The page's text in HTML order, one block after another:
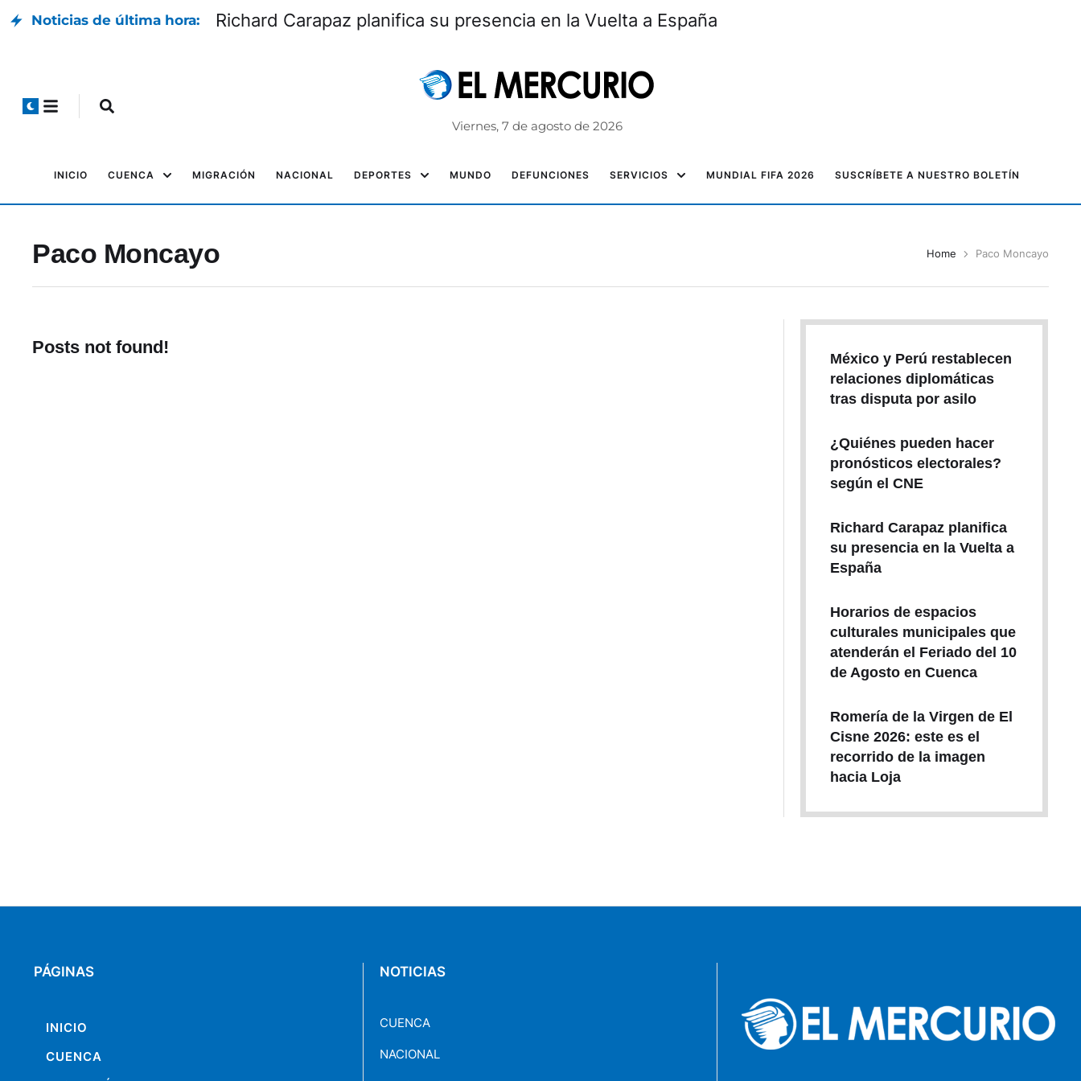
Noticias de última hora: Richard Carapaz planifica su presencia en la Vuelta a España
Viernes, 7 de agosto de 2026
INICIO CUENCA MIGRACIÓN NACIONAL DEPORTES MUNDO DEFUNCIONES SERVICIOS MUNDIAL FIFA 2026 SUSCRÍBETE A NUESTRO BOLETÍN
Paco Moncayo Home Paco Moncayo
Posts not found!
México y Perú restablecen
relaciones diplomáticas
tras disputa por asilo
¿Quiénes pueden hacer
pronósticos electorales?
según el CNE
Richard Carapaz planifica
su presencia en la Vuelta a
España
Horarios de espacios
culturales municipales que
atenderán el Feriado del 10
de Agosto en Cuenca
Romería de la Virgen de El
Cisne 2026: este es el
recorrido de la imagen
hacia Loja
PÁGINAS
INICIO
CUENCA
NOTICIAS
CUENCA
NACIONAL